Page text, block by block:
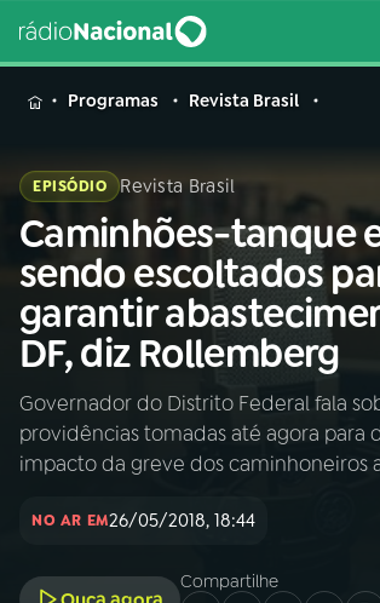
MENU
Buscar
na
Rádio
Nacional
Buscar
AO VIVO
01INÍCIO
02A RÁDIO
03
Programas Revista Brasil
EPISÓDIO Revista Brasil
Caminhões-tanque
sendo escoltados
garantir
DF, diz Rollemberg
Governador do Distrito Federal fala
providências tomadas até agora para
impacto da greve dos caminhoneiros
NO AR EM26/05/2018, 18:44
Compartilhe